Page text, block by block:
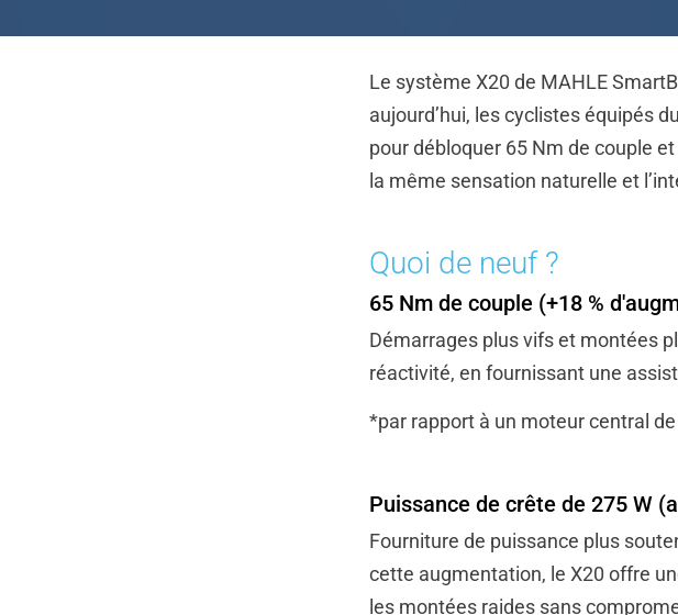
Le système X20 de MAHLE
aujourd’hui, les cyclistes équipés
pour débloquer 65 Nm de couple
la même sensation naturelle et
Quoi de neuf ?
65 Nm de couple (+18 %
Démarrages plus vifs et montées
réactivité, en fournissant une
*par rapport à un moteur central
Puissance de crête de 275 W
Fourniture de puissance plus
cette augmentation, le X20 offre
les montées raides sans